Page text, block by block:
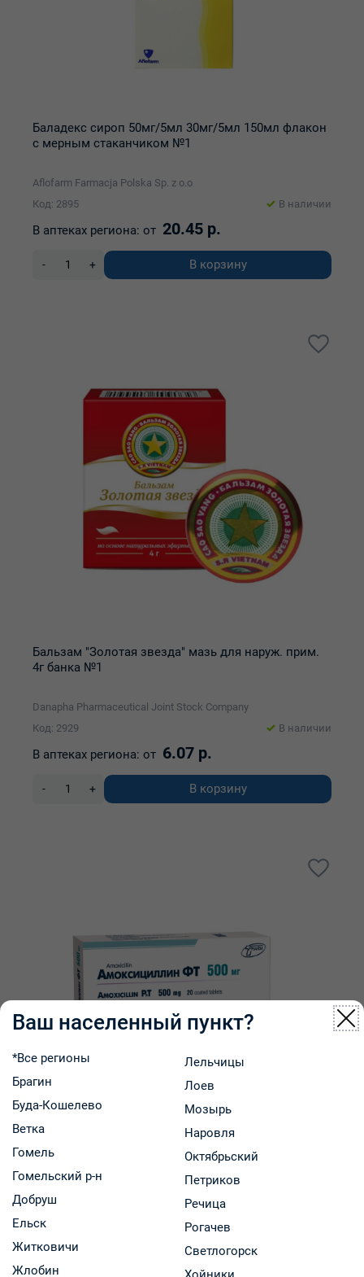
Баладекс сироп 50мг/5мл 30мг/5мл 150мл флакон
с мерным стаканчиком №1
Aflofarm Farmacja Polska Sp. z o.o
Код: 2895
В наличии
В аптеках региона: от 20.45 р.
- + В корзину
Бальзам "Золотая звезда" мазь для наруж. прим.
4г банка №1
Danapha Pharmaceutical Joint Stock Company
Код: 2929
В наличии
В аптеках региона: от 6.07 р.
- + В корзину
Амоксициллин ФТ таблетки п/о 500мг упаковка
№20
ООО "Фармтехнология"
Код: 1388
Ваш населенный пункт?
*Все регионы
Брагин
Буда-Кошелево
Ветка
Гомель
Гомельский р-н
Добруш
Ельск
Житковичи
Жлобин
Лельчицы
Лоев
Мозырь
Наровля
Октябрьский
Петриков
Речица
Рогачев
Светлогорск